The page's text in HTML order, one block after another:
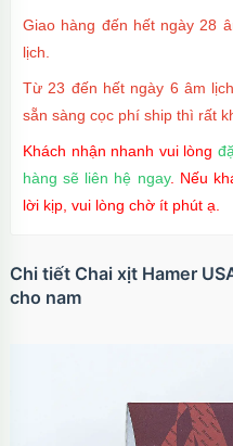
Ốp lưng iPhone 16 TPU
MãOP16trị giá 70.000₫
Ốp lưng MagSafe
Giao hàng đến hết ngày 28
lịch.
Từ 23 đến hết ngày 6 âm
sẵn sàng cọc phí ship thì rất
Khách nhận nhanh vui lòng
hàng sẽ liên hệ ngay. Nếu
lời kịp, vui lòng chờ ít phút ạ.
Chi tiết Chai xịt Hamer
cho nam